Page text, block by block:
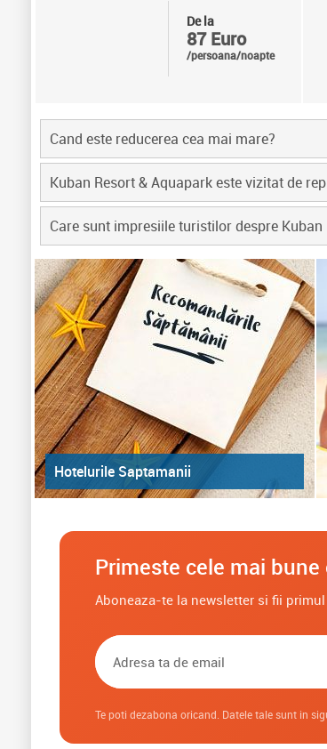
De la
87 Euro
/persoana/noapte
Cand este reducerea cea mai mare?
Kuban Resort & Aquapark este vizitat de
Care sunt impresiile turistilor despre Kuban
Hotelurile Saptamanii
Primeste cele mai
Aboneaza-te la newsletter si fii
Te poti dezabona oricand. Datele tale sunt in